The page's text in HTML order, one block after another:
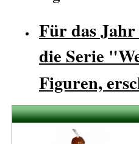
Für das
die Serie
Figuren,